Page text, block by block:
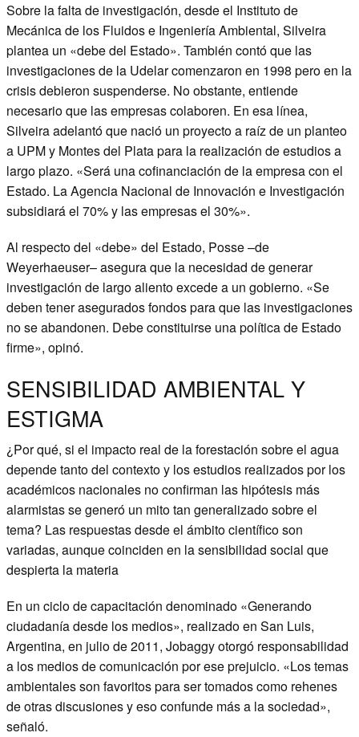
Sobre la falta de investigación, desde el Instituto de
Mecánica de los Fluidos e Ingeniería Ambiental, Silveira
plantea un «debe del Estado». También contó que las
investigaciones de la Udelar comenzaron en 1998 pero en la
crisis debieron suspenderse. No obstante, entiende
necesario que las empresas colaboren. En esa línea,
Silveira adelantó que nació un proyecto a raíz de un planteo
a UPM y Montes del Plata para la realización de estudios a
largo plazo. «Será una cofinanciación de la empresa con el
Estado. La Agencia Nacional de Innovación e Investigación
subsidiará el 70% y las empresas el 30%».
Al respecto del «debe» del Estado, Posse –de
Weyerhaeuser– asegura que la necesidad de generar
investigación de largo aliento excede a un gobierno. «Se
deben tener asegurados fondos para que las investigaciones
no se abandonen. Debe constituirse una política de Estado
firme», opinó.
SENSIBILIDAD AMBIENTAL Y
ESTIGMA
¿Por qué, si el impacto real de la forestación sobre el agua
depende tanto del contexto y los estudios realizados por los
académicos nacionales no confirman las hipótesis más
alarmistas se generó un mito tan generalizado sobre el
tema? Las respuestas desde el ámbito científico son
variadas, aunque coinciden en la sensibilidad social que
despierta la materia
En un ciclo de capacitación denominado «Generando
ciudadanía desde los medios», realizado en San Luis,
Argentina, en julio de 2011, Jobaggy otorgó responsabilidad
a los medios de comunicación por ese prejuicio. «Los temas
ambientales son favoritos para ser tomados como rehenes
de otras discusiones y eso confunde más a la sociedad»,
señaló.